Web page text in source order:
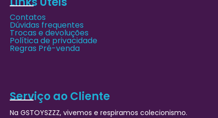
Contatos
Dúvidas frequentes
Trocas e devoluções
Política de privacidade
Regras Pré-venda
Serviço ao Cliente
Na GSTOYSZZZ, vivemos e respiramos colecionismo.